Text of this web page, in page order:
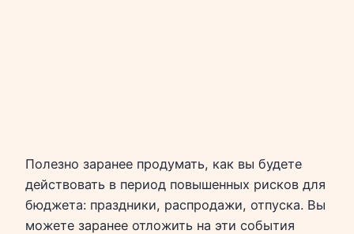
Полезно заранее продумать, как вы будете
действовать в период повышенных рисков для
бюджета: праздники, распродажи, отпуска. Вы
можете заранее отложить на эти события